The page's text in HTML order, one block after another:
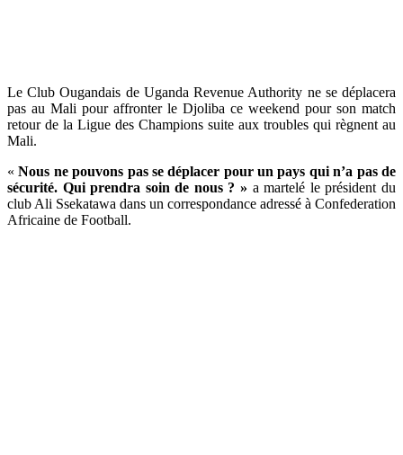
Le Club Ougandais de Uganda Revenue Authority ne se déplacera
pas au Mali pour affronter le Djoliba ce weekend pour son match
retour de la Ligue des Champions suite aux troubles qui règnent au
Mali.
«Nous ne pouvons pas se déplacer pour un pays qui n’a pas de
sécurité. Qui prendra soin de nous ? » a martelé le président du
club Ali Ssekatawa dans un correspondance adressé à Confederation
Africaine de Football.